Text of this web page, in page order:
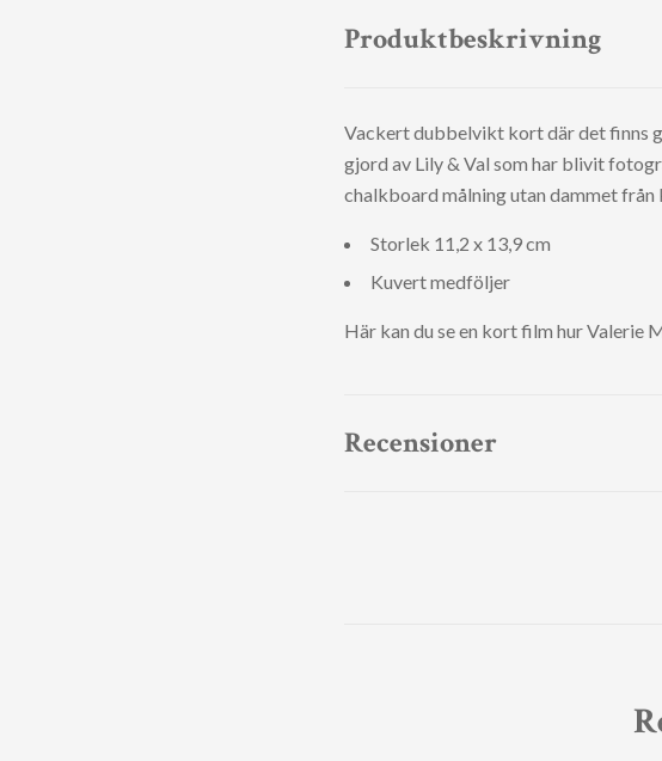
Produktbeskrivning
Vackert dubbelvikt kort där det finns
gjord av Lily & Val som har blivit
chalkboard målning utan dammet
Storlek 11,2 x 13,9 cm
Kuvert medföljer
Här kan du se en kort film hur Valerie
Recensioner